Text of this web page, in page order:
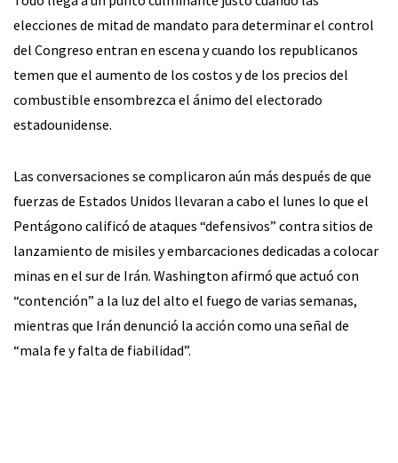
elecciones de mitad de mandato para determinar el control
del Congreso entran en escena y cuando los republicanos
temen que el aumento de los costos y de los precios del
combustible ensombrezca el ánimo del electorado
estadounidense.
Las conversaciones se complicaron aún más después de que
fuerzas de Estados Unidos llevaran a cabo el lunes lo que el
Pentágono calificó de ataques “defensivos” contra sitios de
lanzamiento de misiles y embarcaciones dedicadas a colocar
minas en el sur de Irán. Washington afirmó que actuó con
“contención” a la luz del alto el fuego de varias semanas,
mientras que Irán denunció la acción como una señal de
“mala fe y falta de fiabilidad”.